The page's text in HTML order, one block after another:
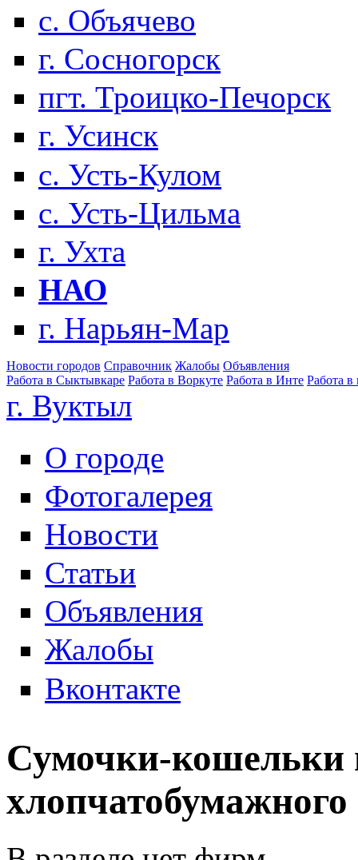
с. Объячево
г. Сосногорск
пгт. Троицко-Печорск
г. Усинск
с. Усть-Кулом
с. Усть-Цильма
г. Ухта
НАО
г. Нарьян-Мар
Новости городов Справочник Жалобы Объявления
Работа в Сыктывкаре Работа в Воркуте Работа в Инте Работа в
г. Вуктыл
О городе
Фотогалерея
Новости
Статьи
Объявления
Жалобы
Вконтакте
Сумочки-кошельки